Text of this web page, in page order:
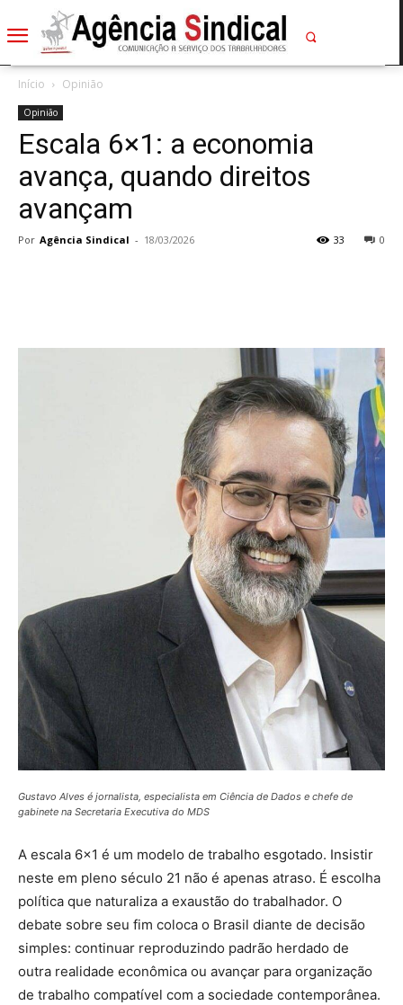
Início Opinião
Opinião
Escala 6×1: a economia
avança, quando direitos
avançam
Por Agência Sindical - 18/03/2026 0
33
Gustavo Alves é jornalista, especialista em Ciência de Dados e chefe de
gabinete na Secretaria Executiva do MDS
A escala 6×1 é um modelo de trabalho esgotado. Insistir
neste em pleno século 21 não é apenas atraso. É escolha
política que naturaliza a exaustão do trabalhador. O
debate sobre seu fim coloca o Brasil diante de decisão
simples: continuar reproduzindo padrão herdado de
outra realidade econômica ou avançar para organização
de trabalho compatível com a sociedade contemporânea.